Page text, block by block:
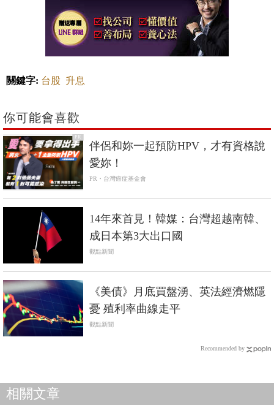
關鍵字: 台股 升息
你可能會喜歡
PR
伴侶和妳一起預防HPV，才有資格說
愛妳！
PR・台灣癌症基金會
14年來首見！韓媒：台灣超越南韓、
成日本第3大出口國
觀點新聞
《美債》月底買盤湧、英法經濟燃隱
憂 殖利率曲線走平
觀點新聞
Recommended by
相關文章